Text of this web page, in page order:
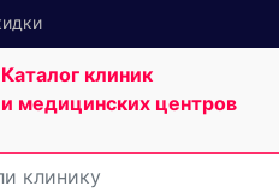
Каталог клиник
и медицинских центров